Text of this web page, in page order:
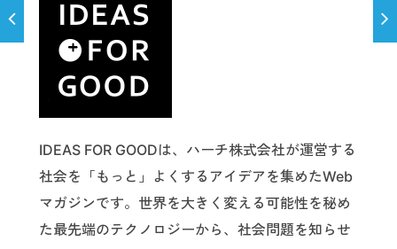
IDEAS FOR GOODは、ハーチ株式会社が運営する
社会を「もっと」よくするアイデアを集めたWeb
マガジンです。世界を大きく変える可能性を秘め
た最先端のテクノロジーから、社会問題を知らせ